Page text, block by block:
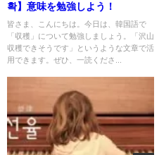
확】意味を勉強しよう！
皆さま、こんにちは。今日は、韓国語で
「収穫」について勉強しましょう。「沢山
収穫できそうです」というような文章で活
用できます。ぜひ、一読くださ...